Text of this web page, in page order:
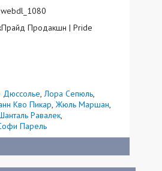
Продакшн | Pride
Дюссолье Лора Сепюль
Кво Пикар Жюль Маршан
Равалек
Парель